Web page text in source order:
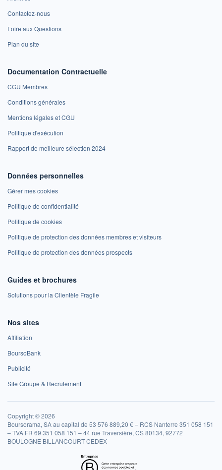
Contactez-nous
Foire aux Questions
Plan du site
Documentation Contractuelle
CGU Membres
Conditions générales
Mentions légales et CGU
Politique d'exécution
Rapport de meilleure sélection 2024
Données personnelles
Gérer mes cookies
Politique de confidentialité
Politique de cookies
Politique de protection des données membres et visiteurs
Politique de protection des données prospects
Guides et brochures
Solutions pour la Clientèle Fragile
Nos sites
Affiliation
BoursoBank
Publicité
Site Groupe & Recrutement
Copyright © 2026
Boursorama, SA au capital de 53 576 889,20 € – RCS Nanterre 351 058 151
– TVA FR 69 351 058 151 – 44 rue Traversière, CS 80134, 92772
BOULOGNE BILLANCOURT CEDEX